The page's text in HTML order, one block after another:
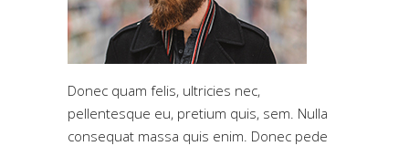
Donec quam felis, ultricies nec,
pellentesque eu, pretium quis, sem. Nulla
consequat massa quis enim. Donec pede